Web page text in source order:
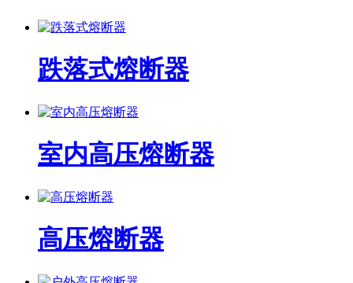
跌落式熔断器
室内高压熔断器
高压熔断器